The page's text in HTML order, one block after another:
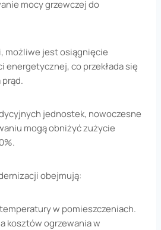
mocy grzewczej do
możliwe jest osiągnięcie
energetycznej, co przekłada się
jednostek, nowoczesne
mogą obniżyć zużycie
obejmują:
w pomieszczeniach.
kosztów ogrzewania w